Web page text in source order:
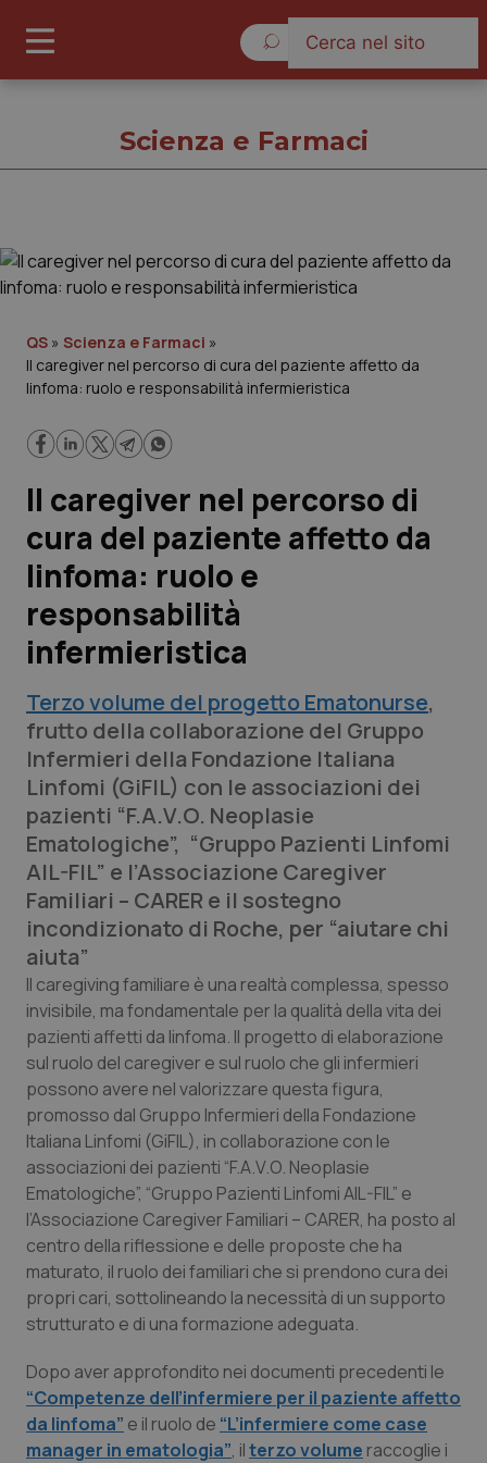
Governo e Parlamento
Regioni e Asl
Lavoro e Professioni
Scienza e Farmaci
Studi e Analisi
Lettere al direttore
Edizioni Regionali
QS Pro
Professionisti Sanitari.AI
Abruzzo
Basilicata
Calabria
Campania
Emilia-Romagna
Friuli Venezia Giulia
Lazio
Liguria
Lombardia
Marche
Molise
QS Pro Gold
Artrite & artrosi
Asma & BPCO
Car-T
Colesterolo & coronaropatie
Dermatite Atopica
Diabete & glucometri
Disturbi dell’umore
Dolore
Donna & Salute
Epatiti
QS Club Newsletter
Scienza e Farmaci
QS » Scienza e Farmaci »
Il caregiver nel percorso di cura del paziente affetto da
linfoma: ruolo e responsabilità infermieristica
Il caregiver nel percorso di
cura del paziente affetto da
linfoma: ruolo e
responsabilità
infermieristica
Terzo volume del progetto Ematonurse,
frutto della collaborazione del Gruppo
Infermieri della Fondazione Italiana
Linfomi (GiFIL) con le associazioni dei
pazienti “F.A.V.O. Neoplasie
Ematologiche”, “Gruppo Pazienti Linfomi
AIL-FIL” e l’Associazione Caregiver
Familiari – CARER e il sostegno
incondizionato di Roche, per “aiutare chi
aiuta”
Il caregiving familiare è una realtà complessa, spesso
invisibile, ma fondamentale per la qualità della vita dei
pazienti affetti da linfoma. Il progetto di elaborazione
sul ruolo del caregiver e sul ruolo che gli infermieri
possono avere nel valorizzare questa figura,
promosso dal Gruppo Infermieri della Fondazione
Italiana Linfomi (GiFIL), in collaborazione con le
associazioni dei pazienti “F.A.V.O. Neoplasie
Ematologiche”, “Gruppo Pazienti Linfomi AIL-FIL” e
l’Associazione Caregiver Familiari – CARER, ha posto al
centro della riflessione e delle proposte che ha
maturato, il ruolo dei familiari che si prendono cura dei
propri cari, sottolineando la necessità di un supporto
strutturato e di una formazione adeguata.
Dopo aver approfondito nei documenti precedenti le
“Competenze dell’infermiere per il paziente affetto
da linfoma” e il ruolo de “L’infermiere come case
manager in ematologia”, ilterzo volume raccoglie i